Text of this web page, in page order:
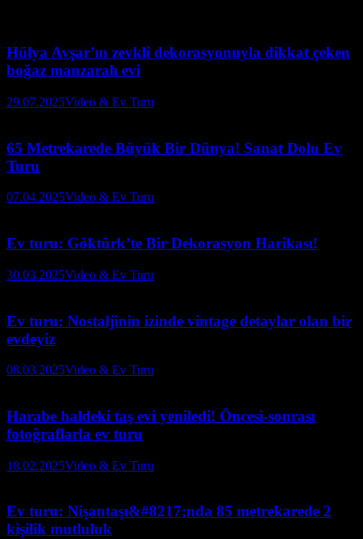
Hülya Avşar’ın zevkli dekorasyonuyla dikkat çeken
boğaz manzaralı evi
29.07.2025Video & Ev Turu
65 Metrekarede Büyük Bir Dünya! Sanat Dolu Ev
Turu
07.04.2025Video & Ev Turu
Ev turu: Göktürk’te Bir Dekorasyon Harikası!
30.03.2025Video & Ev Turu
Ev turu: Nostaljinin izinde vintage detaylar olan bir
evdeyiz
08.03.2025Video & Ev Turu
Harabe haldeki taş evi yeniledi! Öncesi-sonrası
fotoğraflarla ev turu
18.02.2025Video & Ev Turu
Ev turu: Nişantaşı&#8217;nda 85 metrekarede 2
kişilik mutluluk